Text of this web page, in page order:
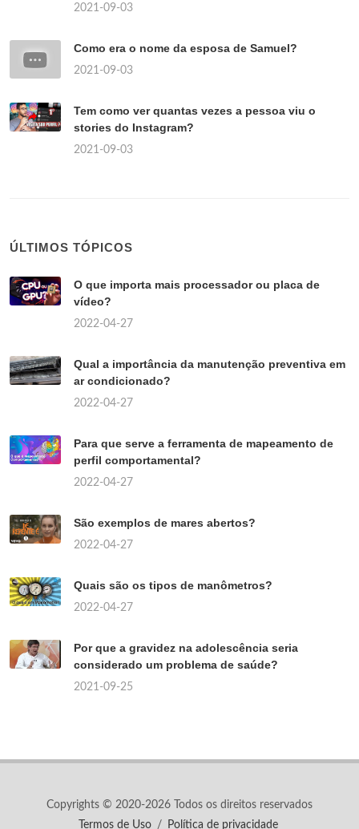
2021-09-03
Como era o nome da esposa de Samuel?
2021-09-03
Tem como ver quantas vezes a pessoa viu o
stories do Instagram?
2021-09-03
ÚLTIMOS TÓPICOS
O que importa mais processador ou placa de
vídeo?
2022-04-27
Qual a importância da manutenção preventiva em
ar condicionado?
2022-04-27
Para que serve a ferramenta de mapeamento de
perfil comportamental?
2022-04-27
São exemplos de mares abertos?
2022-04-27
Quais são os tipos de manômetros?
2022-04-27
Por que a gravidez na adolescência seria
considerado um problema de saúde?
2021-09-25
Copyrights © 2020-2026 Todos os direitos reservados
Termos de Uso / Política de privacidade